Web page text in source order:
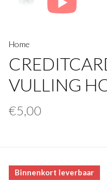
Home
VULLING
€5,00
Binnenkort leverbaar